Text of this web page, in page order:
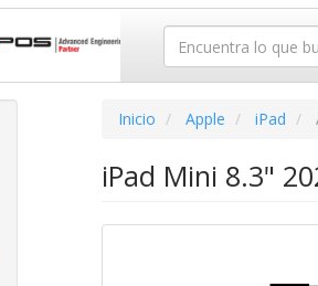
Inicio Apple iPad
iPad Mini 8.3"